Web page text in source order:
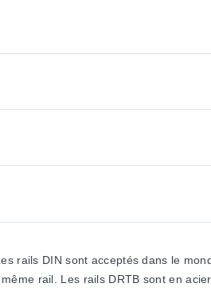
rails DIN sont acceptés dans le
rail. Les rails DRTB sont en